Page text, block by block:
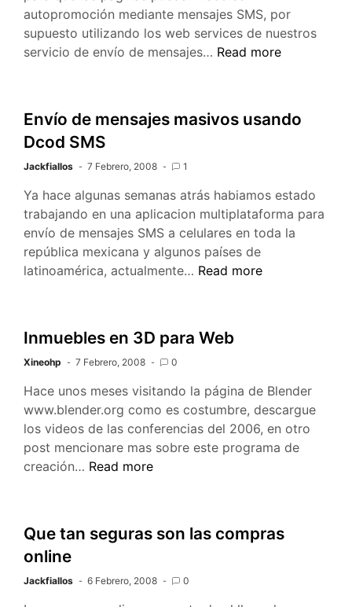
autopromoción mediante mensajes SMS, por
supuesto utilizando los web services de nuestros
servicio de envío de mensajes… Auto
pagina
Read more
Envío de mensajes masivos usando
Dcod SMS
Jackfiallos 7 Febrero, 2008 1
Ya hace algunas semanas atrás habiamos estado
trabajando en una aplicacion multiplataforma para
envío de mensajes SMS a celulares en toda la
república mexicana y algunos países de
latinoamérica, actualmente… Envío
usando
SMS
Read more
Inmuebles en 3D para Web
Xineohp 7 Febrero, 2008 0
Hace unos meses visitando la página de Blender
www.blender.org como es costumbre, descargue
los videos de las conferencias del 2006, en otro
post mencionare mas sobre este programa de
creación… Inmuebles
Web
Read more
Que tan seguras son las compras
online
Jackfiallos 6 Febrero, 2008 0